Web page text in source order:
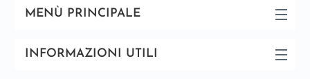
MENÙ PRINCIPALE
INFORMAZIONI UTILI